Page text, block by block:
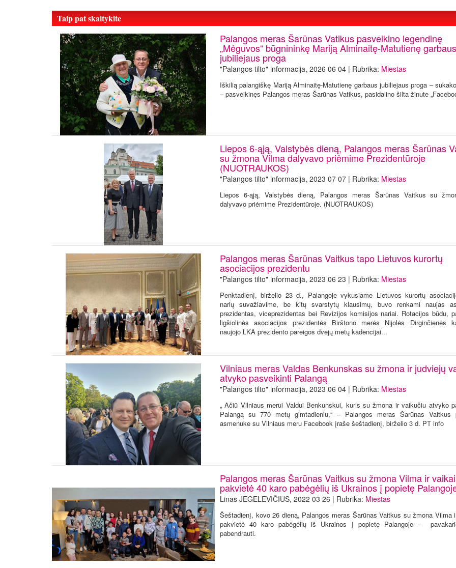
Taip pat skaitykite
Palangos meras Šarūnas Vatikus pasveikino legendinę
„Mėguvos“ būgnininkę Mariją Alminaitę-Matutienę garbaus
jubiliejaus proga
"Palangos tilto" informacija, 2026 06 04 | Rubrika: Miestas
Iškilią palangiškę Mariją Alminaitę-Matutienę garbaus jubiliejaus proga –
– pasveikinęs Palangos meras Šarūnas Vatikus, pasidalino šilta žinute
Liepos 6-ąją, Valstybės dieną, Palangos meras Šarūnas
su žmona Vilma dalyvavo priėmime Prezidentūroje
(NUOTRAUKOS)
"Palangos tilto" informacija, 2023 07 07 | Rubrika: Miestas
Liepos 6-ąją, Valstybės dieną, Palangos meras Šarūnas Vaitkus su
dalyvavo priėmime Prezidentūroje. (NUOTRAUKOS)
Palangos meras Šarūnas Vaitkus tapo Lietuvos kurortų
asociacijos prezidentu
"Palangos tilto" informacija, 2023 06 23 | Rubrika: Miestas
Penktadienį, birželio 23 d., Palangoje vykusiame Lietuvos kurortų
narių suvažiavime, be kitų svarstytų klausimų, buvo renkami naujas
prezidentas, viceprezidentas bei Revizijos komisijos nariai. Rotacijos būdu,
ligšiolinės asociacijos prezidentės Birštono merės Nijolės Dirginčienės
naujojo LKA prezidento pareigos dvejų metų kadencijai...
Vilniaus meras Valdas Benkunskas su žmona ir judviejų
atvyko pasveikinti Palangą
"Palangos tilto" informacija, 2023 06 04 | Rubrika: Miestas
„ Ačiū Vilniaus merui Valdui Benkunskui, kuris su žmona ir vaikučiu atvyko
Palangą su 770 metų gimtadieniu,“ – Palangos meras Šarūnas Vaitkus
asmenuke su Vilniaus meru Facebook įraše šeštadienį, birželio 3 d. PT info
Palangos meras Šarūnas Vaitkus su žmona Vilma ir
pakvietė 40 karo pabėgėlių iš Ukrainos į popietę
Linas JEGELEVIČIUS, 2022 03 26 | Rubrika: Miestas
Šeštadienį, kovo 26 dieną, Palangos meras Šarūnas Vaitkus su žmona Vilma
pakvietė 40 karo pabėgėlių iš Ukrainos į popietę Palangoje –
pabendrauti.